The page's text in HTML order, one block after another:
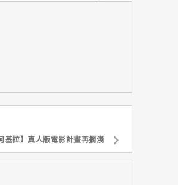
基拉】真人版電影計畫再擱淺